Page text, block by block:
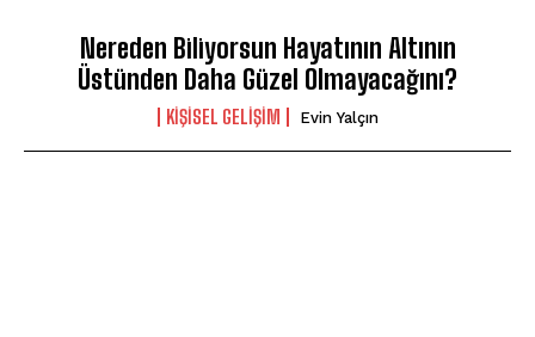
Nereden Biliyorsun Hayatının Altının
Üstünden Daha Güzel Olmayacağını?
KIŞISEL GELIŞIM Evin Yalçın